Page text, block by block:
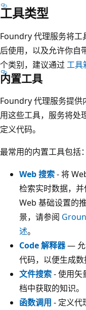
工具类型
Foundry 代理服务将工
后使用，以及允许你自
个类别，建议通过 工具
内置工具
Foundry 代理服务提供
用这些工具，服务将处
定义代码。
最常用的内置工具包括：
Web 搜索- 将
检索实时数据，
Web 基础设置的
景，请参阅
述。
Code 解释器— 允
代码，以便生成数
文件搜索- 使用矢
档中获取的知识。
函数调用 - 定义代